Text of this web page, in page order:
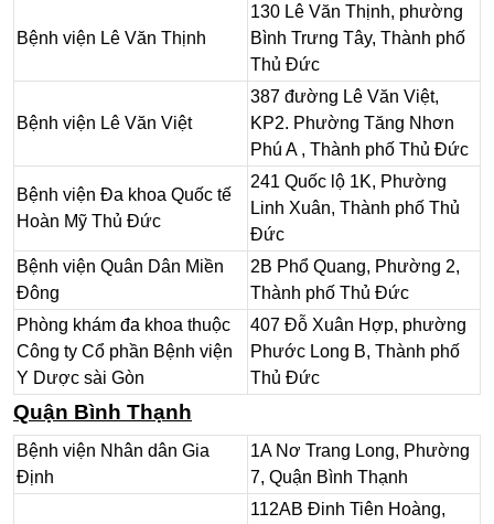
Bệnh viện Lê Văn Thịnh
130 Lê Văn Thịnh, phường
Bình Trưng Tây, Thành phố
Thủ Đức
Bệnh viện Lê Văn Việt
387 đường Lê Văn Việt,
KP2. Phường Tăng Nhơn
Phú A , Thành phố Thủ Đức
Bệnh viện Đa khoa Quốc tế
Hoàn Mỹ Thủ Đức
241 Quốc lộ 1K, Phường
Linh Xuân, Thành phố Thủ
Đức
Bệnh viện Quân Dân Miền
Đông
2B Phổ Quang, Phường 2,
Thành phố Thủ Đức
Phòng khám đa khoa thuộc
Công ty Cổ phần Bệnh viện
Y Dược sài Gòn
407 Đỗ Xuân Hợp, phường
Phước Long B, Thành phố
Thủ Đức
Quận Bình Thạnh
Bệnh viện Nhân dân Gia
Định
1A Nơ Trang Long, Phường
7, Quận Bình Thạnh
112AB Đinh Tiên Hoàng,